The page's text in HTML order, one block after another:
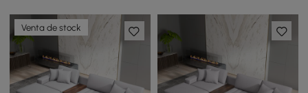
Venta de stock